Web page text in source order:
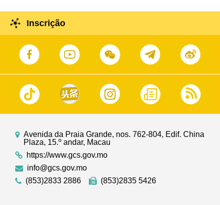
Inscrição
Avenida da Praia Grande, nos. 762-804, Edif. China
Plaza, 15.º andar, Macau
https://www.gcs.gov.mo
info@gcs.gov.mo
(853)2833 2886
(853)2835 5426